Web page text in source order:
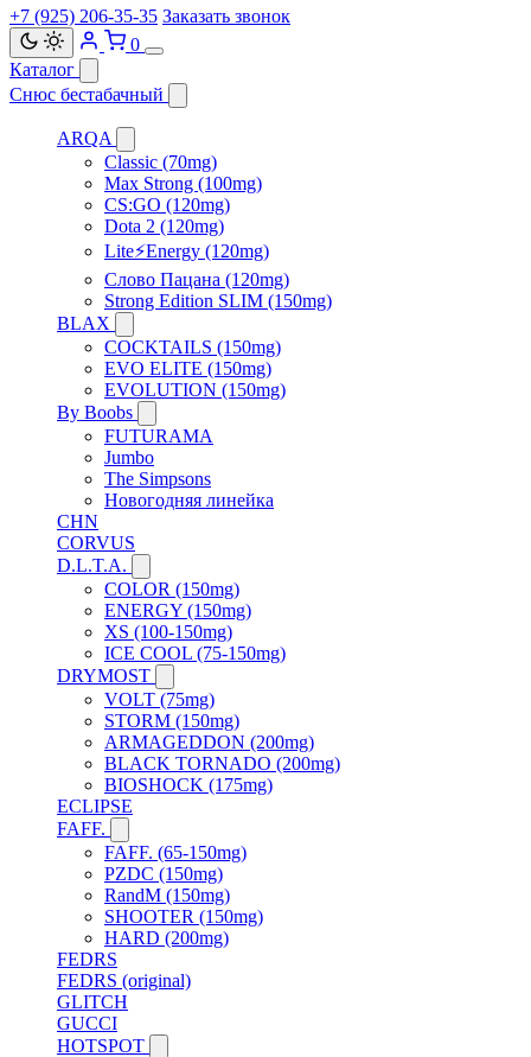
+7 (925) 206‑35‑35 Заказать звонок
0
Каталог
Снюс бестабачный
ARQA
Classic (70mg)
Max Strong (100mg)
CS:GO (120mg)
Dota 2 (120mg)
Lite⚡Energy (120mg)
Слово Пацана (120mg)
Strong Edition SLIM (150mg)
BLAX
COCKTAILS (150mg)
EVO ELITE (150mg)
EVOLUTION (150mg)
By Boobs
FUTURAMA
Jumbo
The Simpsons
Новогодняя линейка
CHN
CORVUS
D.L.T.A.
COLOR (150mg)
ENERGY (150mg)
XS (100-150mg)
ICE COOL (75-150mg)
DRYMOST
VOLT (75mg)
STORM (150mg)
ARMAGEDDON (200mg)
BLACK TORNADO (200mg)
BIOSHOCK (175mg)
ECLIPSE
FAFF.
FAFF. (65-150mg)
PZDC (150mg)
RandM (150mg)
SHOOTER (150mg)
HARD (200mg)
FEDRS
FEDRS (original)
GLITCH
GUCCI
HOTSPOT